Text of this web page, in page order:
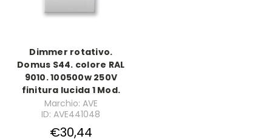
Dimmer rotativo.
Domus S44. colore RAL
9010. 100500w 250V
finitura lucida 1 Mod.
Marchio: AVE
ID: AVE441048
€30,44